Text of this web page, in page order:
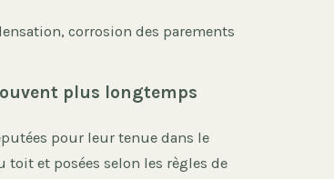
corrosion des parements
plus longtemps
pour leur tenue dans le
et posées selon les règles de